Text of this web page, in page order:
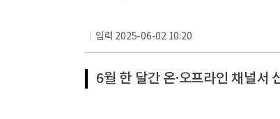
입력 2025-06-02 10:20
6월 한 달간 온·오프라인 채널서